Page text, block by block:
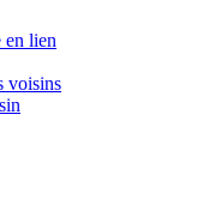
en lien
voisins